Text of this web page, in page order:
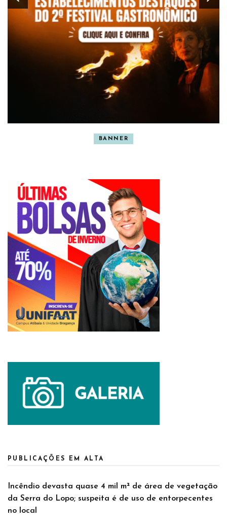
BANNER
PUBLICAÇÕES EM ALTA
Incêndio devasta quase 4 mil m² de área de vegetação
da Serra do Lopo; suspeita é de uso de entorpecentes
no local